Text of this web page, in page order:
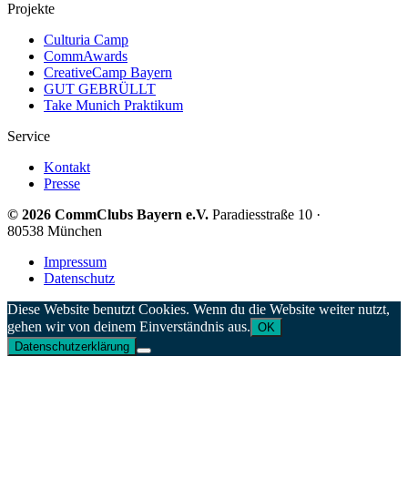
Projekte
Culturia Camp
CommAwards
CreativeCamp Bayern
GUT GEBRÜLLT
Take Munich Praktikum
Service
Kontakt
Presse
© 2026 CommClubs Bayern e.V. Paradiesstraße 10 ·
80538 München
Impressum
Datenschutz
Diese Website benutzt Cookies. Wenn du die Website weiter nutzt,
gehen wir von deinem Einverständnis aus. OK
Datenschutzerklärung